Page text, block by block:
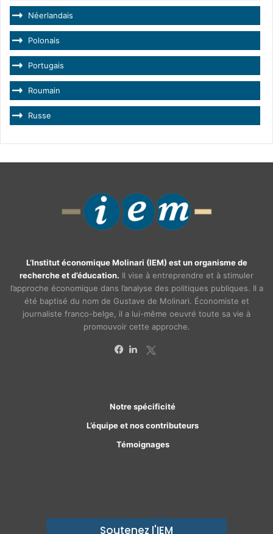
Néerlandais
Polonais
Portugais
Roumain
Russe
L’Institut économique Molinari (IEM) est un organisme de
recherche et d’éducation. Il vise à entreprendre et à stimuler
l’approche économique dans l’analyse des politiques publiques. Il a
été baptisé du nom de Gustave de Molinari. Économiste et
journaliste franco-belge, il a lui-même oeuvré toute sa vie à
promouvoir cette approche.
Notre spécificité
L’équipe et nos contributeurs
Témoignages
Soutenez l'IEM